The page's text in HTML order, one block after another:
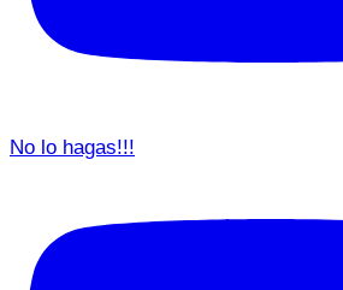
No lo hagas!!!